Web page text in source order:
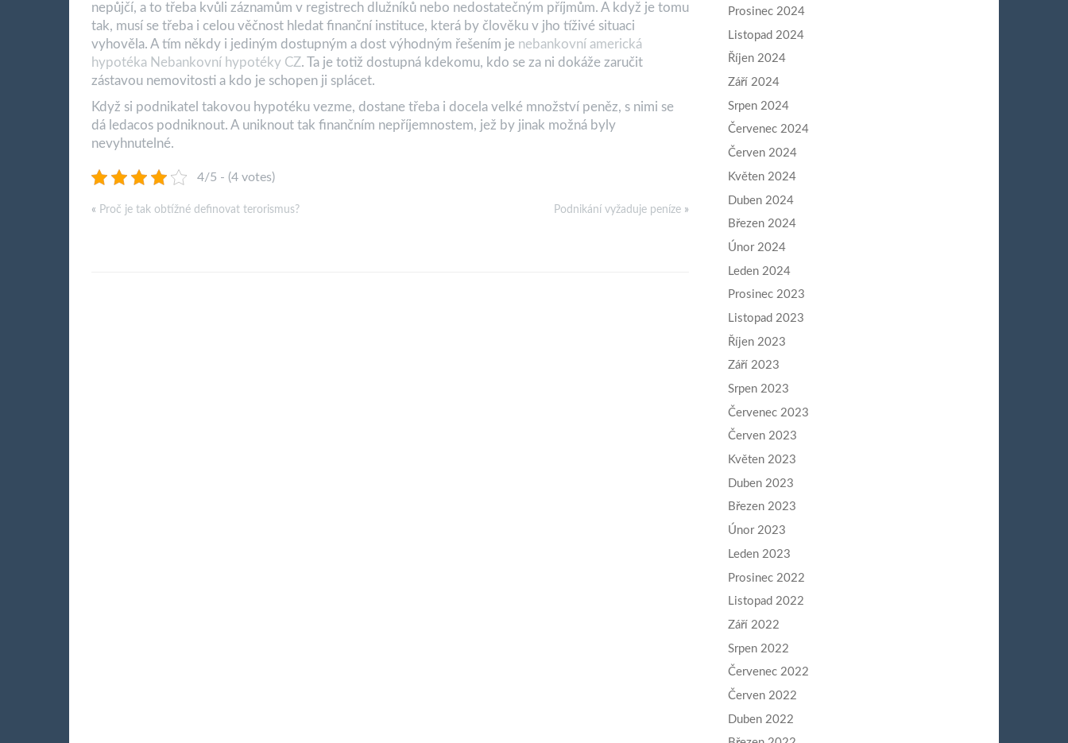
nepůjčí, a to třeba kvůli záznamům v registrech dlužníků nebo nedostatečným příjmům. A když je tomu
tak, musí se třeba i celou věčnost hledat finanční instituce, která by člověku v jho tíživé situaci
vyhověla. A tím někdy i jediným dostupným a dost výhodným řešením je nebankovní americká
hypotéka Nebankovní hypotéky CZ. Ta je totiž dostupná kdekomu, kdo se za ni dokáže zaručit
zástavou nemovitosti a kdo je schopen ji splácet.
Když si podnikatel takovou hypotéku vezme, dostane třeba i docela velké množství peněz, s nimi se
dá ledacos podniknout. A uniknout tak finančním nepříjemnostem, jež by jinak možná byly
nevyhnutelné.
4/5 - (4 votes)
« Proč je tak obtížné definovat terorismus? Podnikání vyžaduje peníze »
Prosinec 2024
Listopad 2024
Říjen 2024
Září 2024
Srpen 2024
Červenec 2024
Červen 2024
Květen 2024
Duben 2024
Březen 2024
Únor 2024
Leden 2024
Prosinec 2023
Listopad 2023
Říjen 2023
Září 2023
Srpen 2023
Červenec 2023
Červen 2023
Květen 2023
Duben 2023
Březen 2023
Únor 2023
Leden 2023
Prosinec 2022
Listopad 2022
Září 2022
Srpen 2022
Červenec 2022
Červen 2022
Duben 2022